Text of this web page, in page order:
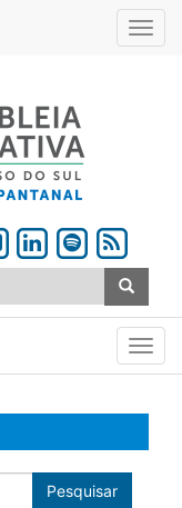
Pesquisar